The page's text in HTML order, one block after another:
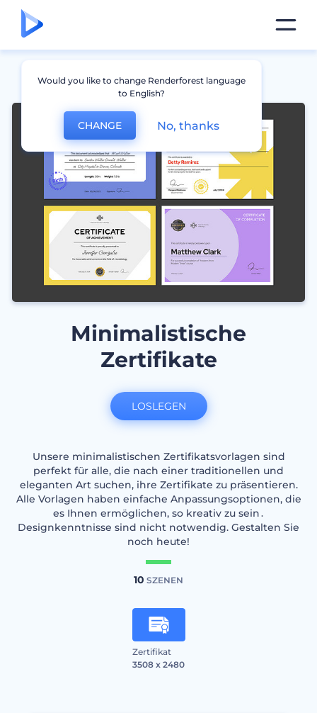
Minimalistische
Zertifikate
Unsere minimalistischen Zertifikatsvorlagen sind
perfekt für alle, die nach einer traditionellen und
eleganten Art suchen, ihre Zertifikate zu präsentieren.
Alle Vorlagen haben einfache Anpassungsoptionen, die
es Ihnen ermöglichen, so kreativ zu sein․
Designkenntnisse sind nicht notwendig. Gestalten Sie
noch heute!
10 SZENEN
Zertifikat
3508 x 2480
LOSLEGEN
Would you like to change Renderforest language
to English?
CHANGE No, thanks